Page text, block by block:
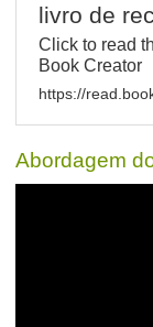
livro de
Click to read
Book Creator
https://
Abordagem